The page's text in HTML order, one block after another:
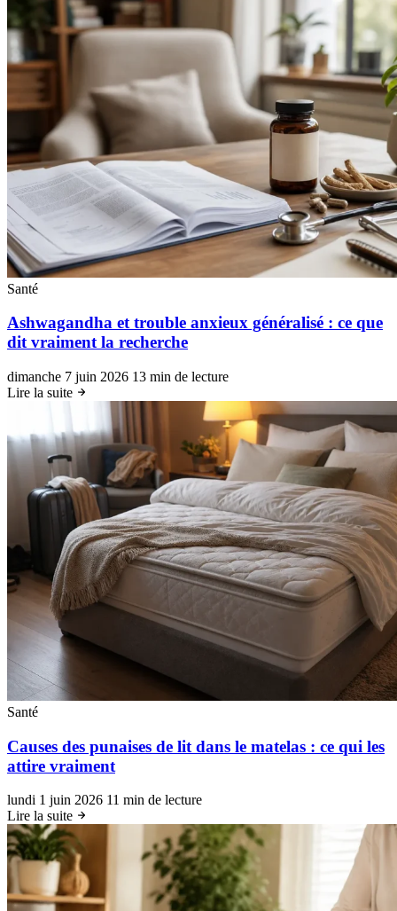
Santé
Ashwagandha et trouble anxieux généralisé : ce que
dit vraiment la recherche
dimanche 7 juin 2026 13 min de lecture
Lire la suite
Santé
Causes des punaises de lit dans le matelas : ce qui les
attire vraiment
lundi 1 juin 2026 11 min de lecture
Lire la suite